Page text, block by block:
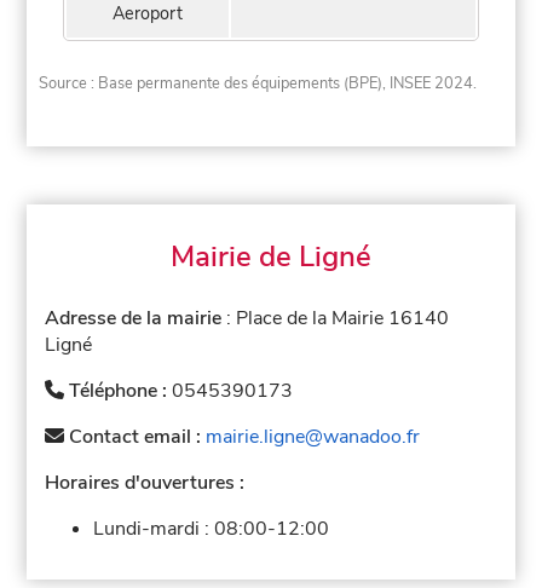
Aeroport
Source : Base permanente des équipements (BPE), INSEE 2024.
Mairie de Ligné
Adresse de la mairie : Place de la Mairie 16140
Ligné
Téléphone :0545390173
Contact email : mairie.ligne@wanadoo.fr
Horaires d'ouvertures :
Lundi-mardi :08:00-12:00